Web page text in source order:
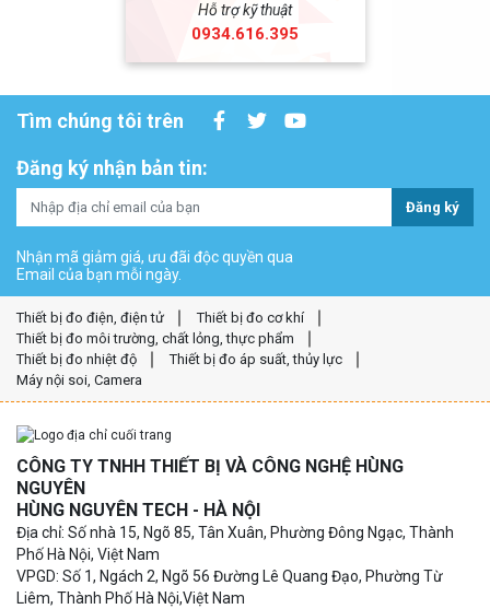
Hỗ trợ kỹ thuật
0934.616.395
Tìm chúng tôi trên
Đăng ký nhận bản tin:
Đăng ký
Nhận mã giảm giá, ưu đãi độc quyền qua
Email của bạn mỗi ngày.
Thiết bị đo điện, điện tử
Thiết bị đo cơ khí
Thiết bị đo môi trường, chất lỏng, thực phẩm
Thiết bị đo nhiệt độ
Thiết bị đo áp suất, thủy lực
Máy nội soi, Camera
CÔNG TY TNHH THIẾT BỊ VÀ CÔNG NGHỆ HÙNG
NGUYÊN
HÙNG NGUYÊN TECH - HÀ NỘI
Địa chỉ: Số nhà 15, Ngõ 85, Tân Xuân, Phường Đông Ngạc, Thành
Phố Hà Nội, Việt Nam
VPGD: Số 1, Ngách 2, Ngõ 56 Đường Lê Quang Đạo, Phường Từ
Liêm, Thành Phố Hà Nội,Việt Nam